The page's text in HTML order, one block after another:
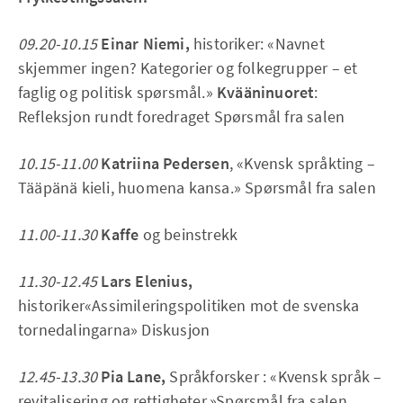
09.20-10.15Einar Niemi, historiker: «Navnet
skjemmer ingen? Kategorier og folkegrupper – et
faglig og politisk spørsmål.» Kvääninuoret:
Refleksjon rundt foredraget Spørsmål fra salen
10.15-11.00 Katriina Pedersen, «Kvensk språkting –
Tääpänä kieli, huomena kansa.» Spørsmål fra salen
11.00-11.30Kaffe og beinstrekk
11.30-12.45Lars Elenius,
historiker«Assimileringspolitiken mot de svenska
tornedalingarna» Diskusjon
12.45-13.30 Pia Lane, Språkforsker : «Kvensk språk –